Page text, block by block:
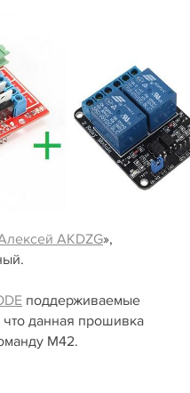
AKDZG»,
поддерживаемые
данная прошивка
M42.